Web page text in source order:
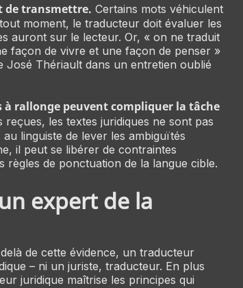
de transmettre. Certains mots véhiculent
moment, le traducteur doit évaluer les
auront sur le lecteur. Or, « on ne traduit
façon de vivre et une façon de penser »
José Thériault dans un entretien oublié
rallonge peuvent compliquer la tâche
reçues, les textes juridiques ne sont pas
linguiste de lever les ambiguïtés
il peut se libérer de contraintes
règles de ponctuation de la langue cible.
expert de la
de cette évidence, un traducteur
– ni un juriste, traducteur. En plus
juridique maîtrise les principes qui